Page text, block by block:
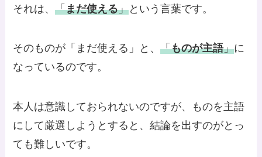
それは、「まだ使える」という言葉です。
そのものが「まだ使える」と、「ものが主語」に
なっているのです。
本人は意識しておられないのですが、ものを主語
にして厳選しようとすると、結論を出すのがとっ
ても難しいです。